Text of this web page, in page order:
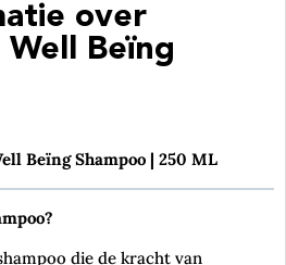
over
Well Beïng
Beïng Shampoo | 250 ML
die de kracht van